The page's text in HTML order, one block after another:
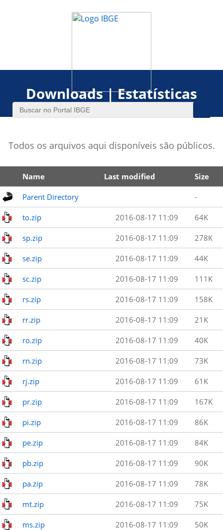
Downloads | Estatísticas
Todos os arquivos aqui disponíveis são públicos.
Name Last modified Size
Parent Directory -
to.zip 2016-08-17 11:09 64K
sp.zip 2016-08-17 11:09 278K
se.zip 2016-08-17 11:09 44K
sc.zip 2016-08-17 11:09 111K
rs.zip 2016-08-17 11:09 158K
rr.zip 2016-08-17 11:09 21K
ro.zip 2016-08-17 11:09 40K
rn.zip 2016-08-17 11:09 73K
rj.zip 2016-08-17 11:09 61K
pr.zip 2016-08-17 11:09 167K
pi.zip 2016-08-17 11:09 86K
pe.zip 2016-08-17 11:09 84K
pb.zip 2016-08-17 11:09 90K
pa.zip 2016-08-17 11:09 78K
mt.zip 2016-08-17 11:09 75K
ms.zip 2016-08-17 11:09 50K